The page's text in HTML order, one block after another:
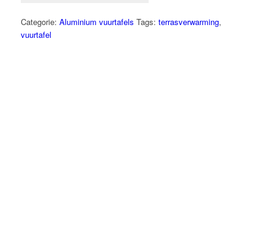
Categorie: Aluminium vuurtafels Tags: terrasverwarming,
vuurtafel